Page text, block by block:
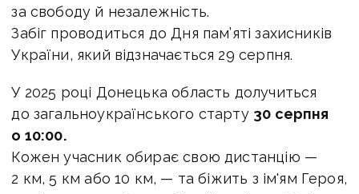
за свободу й незалежність.
Забіг проводиться до Дня пам’яті захисників
України, який відзначається 29 серпня.
У 2025 році Донецька область долучиться
до загальноукраїнського старту 30 серпня
о 10:00.
Кожен учасник обирає свою дистанцію —
2 км, 5 км або 10 км, — та біжить з ім'ям Героя,